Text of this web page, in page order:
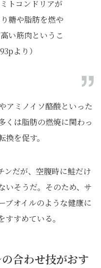
トコンドリアが
糖や脂肪を燃や
い筋肉というこ
より）
アミノイソ酪酸といった
くは脂肪の燃焼に関わっ
を促す。
ンだが、空腹時に鮭だけ
いそうだ。そのため、サ
ブオイルのような健康に
すめている。
合わせ技がおす